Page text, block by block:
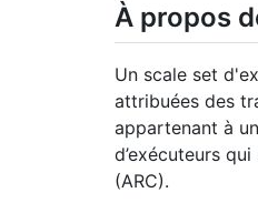
À propos
Un scale set
attribuées des
appartenant à
d’exécuteurs
(ARC).